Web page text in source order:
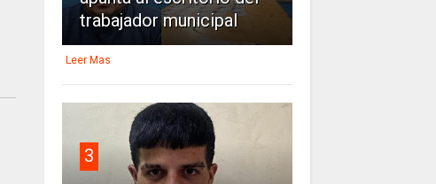
trabajador municipal
Leer Mas
3